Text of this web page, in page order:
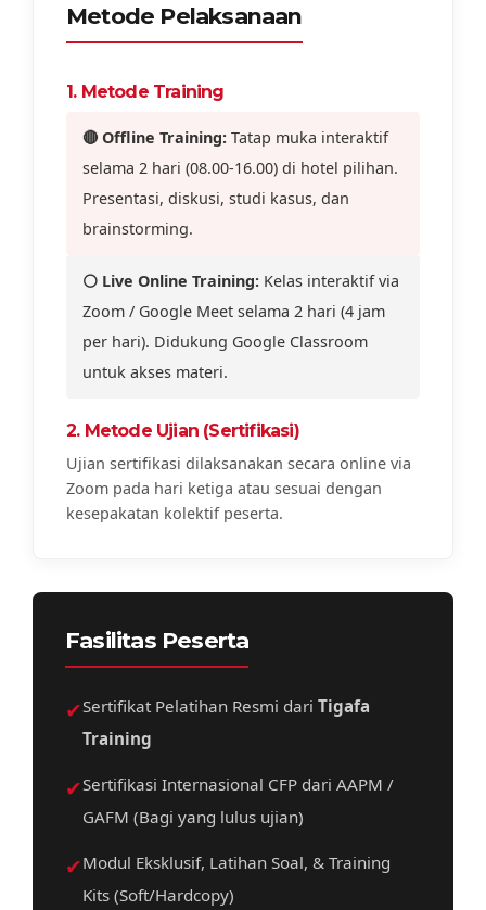
Metode Pelaksanaan
1. Metode Training
🔴 Offline Training: Tatap muka interaktif
selama 2 hari (08.00-16.00) di hotel pilihan.
Presentasi, diskusi, studi kasus, dan
brainstorming.
⚪ Live Online Training: Kelas interaktif via
Zoom / Google Meet selama 2 hari (4 jam
per hari). Didukung Google Classroom
untuk akses materi.
2. Metode Ujian (Sertifikasi)
Ujian sertifikasi dilaksanakan secara online via
Zoom pada hari ketiga atau sesuai dengan
kesepakatan kolektif peserta.
Fasilitas Peserta
✔Sertifikat Pelatihan Resmi dari Tigafa
Training
✔Sertifikasi Internasional CFP dari AAPM /
GAFM (Bagi yang lulus ujian)
✔Modul Eksklusif, Latihan Soal, & Training
Kits (Soft/Hardcopy)